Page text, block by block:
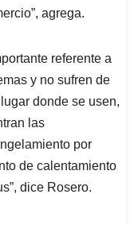
agrega.
referente a
y no sufren de
donde se usen,
las
por
de calentamiento
dice Rosero.